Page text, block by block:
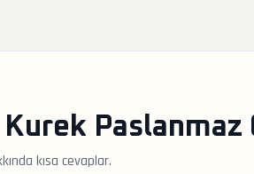
Paslanmaz
kısa cevaplar.